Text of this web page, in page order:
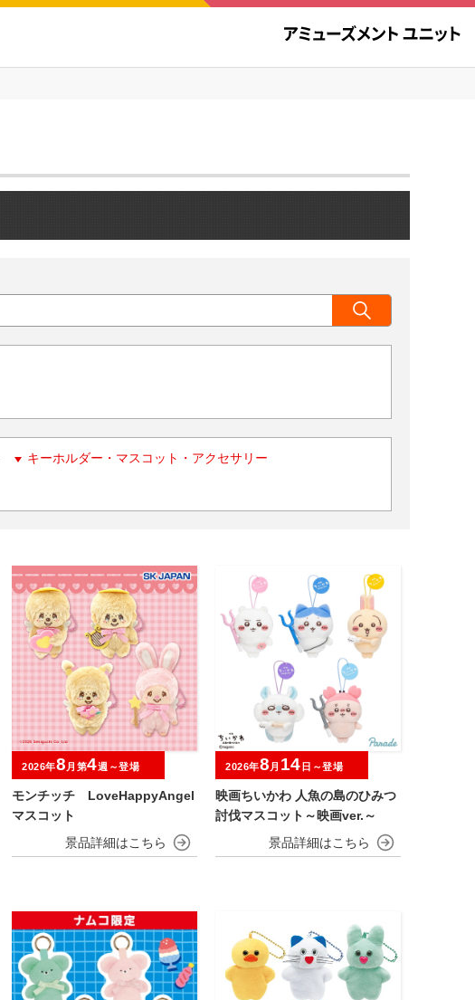
キーホルダー・マスコット・アクセサリー
モンチッチ LoveHappyAngel
マスコット
2026年8 月第4週～登場
映画ちいかわ 人魚の島のひみつ
討伐マスコット～映画ver.～
2026年8 月 14 日～登場